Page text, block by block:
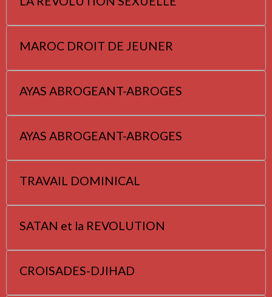
MAROC DROIT DE JEUNER
AYAS ABROGEANT-ABROGES
AYAS ABROGEANT-ABROGES
TRAVAIL DOMINICAL
SATAN et la REVOLUTION
CROISADES-DJIHAD